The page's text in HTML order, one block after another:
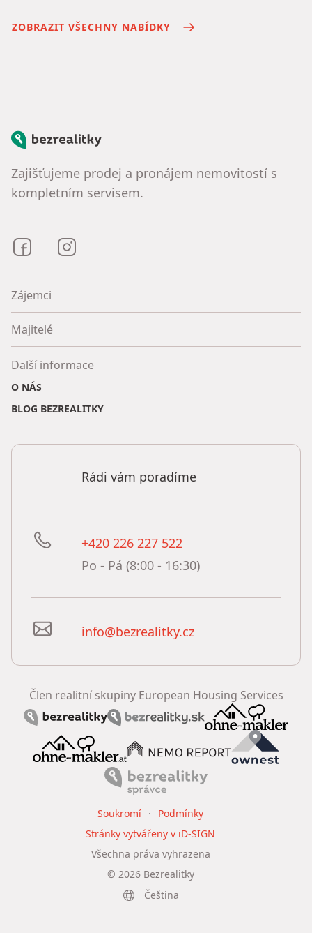
ZOBRAZIT VŠECHNY NABÍDKY
Bezrealitky
Zajišťujeme prodej a pronájem nemovitostí s
kompletním servisem.
Bezrealitky na Facebooku
Zájemci
Majitelé
Další informace
O NÁS
BLOG BEZREALITKY
Rádi vám poradíme
+420 226 227 522
Po - Pá (8:00 - 16:30)
info@bezrealitky.cz
Člen realitní skupiny European Housing Services
© 2026Bezrealitky
Všechna práva vyhrazena
Soukromí
Podmínky
Stránky vytvářeny v iD-SIGN
Čeština